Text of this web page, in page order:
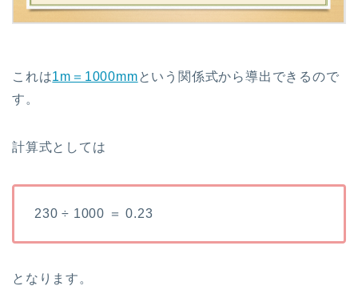
これは1m＝1000mmという関係式から導出できるので
す。
計算式としては
230 ÷ 1000 ＝ 0.23
となります。